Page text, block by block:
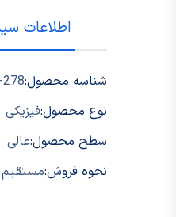
اطلاعات
شناسه محصول:278
نوع محصول:فیزیکی
سطح محصول:عالی
نحوه فروش:مستقیم